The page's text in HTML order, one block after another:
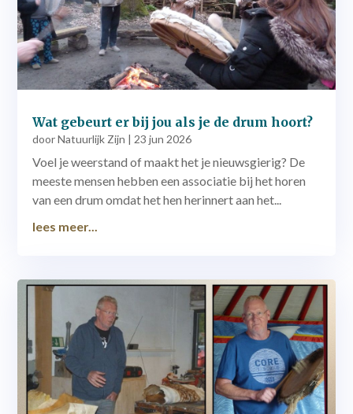
Wat gebeurt er bij jou als je de drum hoort?
doorNatuurlijk Zijn | 23 jun 2026
Voel je weerstand of maakt het je nieuwsgierig? De
meeste mensen hebben een associatie bij het horen
van een drum omdat het hen herinnert aan het...
lees meer...